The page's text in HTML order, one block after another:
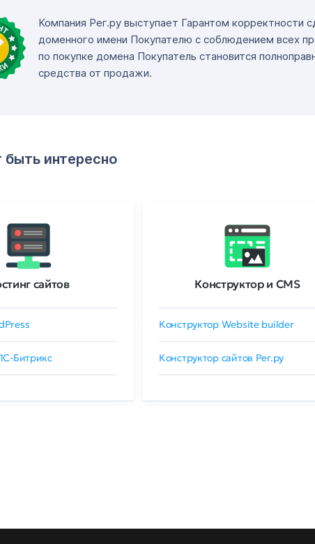
Компания Рег.ру выступает Гарантом корректности
доменного имени Покупателю с соблюдением всех
по покупке домена Покупатель становится
средства от продажи.
интересно
сайтов
Битрикс
Конструктор и CMS
Конструктор Website builder
Конструктор сайтов Рег.ру